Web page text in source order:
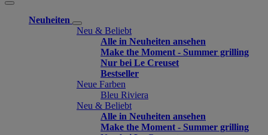
Neuheiten
Neu & Beliebt
Alle in Neuheiten ansehen
Make the Moment - Summer grilling
Nur bei Le Creuset
Bestseller
Neue Farben
Bleu Riviera
Neu & Beliebt
Alle in Neuheiten ansehen
Make the Moment - Summer grilling